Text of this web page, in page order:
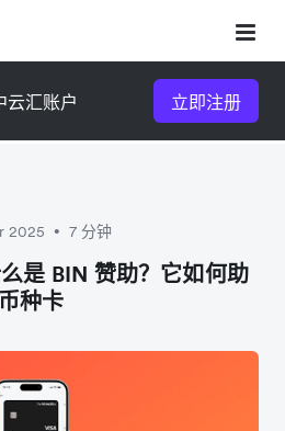
云汇账户 立即注册
2025 • 7 分钟
是 BIN 赞助？它如何助
种卡
点击手机右上角
分享
点击手机右上角
分享